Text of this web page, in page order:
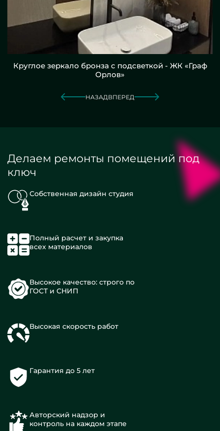
Круглое зеркало бронза с подсветкой - ЖК «Граф
Орлов»
НАЗАД ВПЕРЕД
Делаем ремонты помещений под
ключ
Собственная дизайн студия
Полный расчет и закупка
всех материалов
Высокое качество: строго по
ГОСТ и СНИП
Высокая скорость работ
Гарантия до 5 лет
Авторский надзор и
контроль на каждом этапе